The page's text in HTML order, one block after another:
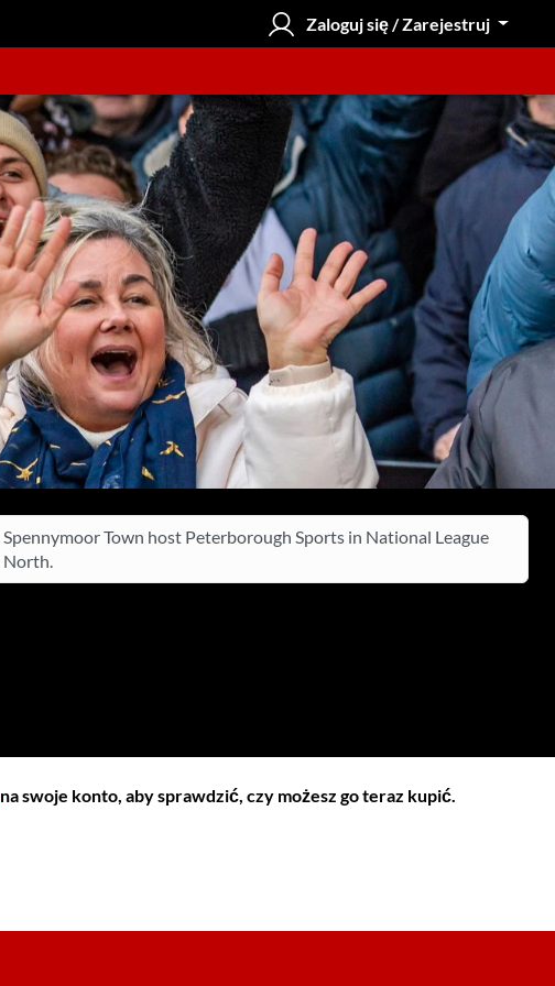
Zaloguj się / Zarejestruj
Spennymoor Town host Peterborough Sports in National League
North.
na swoje konto, aby sprawdzić, czy możesz go teraz kupić.